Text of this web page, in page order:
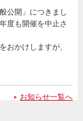
公開」につきまし
度も開催を中止さ
おかけしますが、
お知らせ一覧へ